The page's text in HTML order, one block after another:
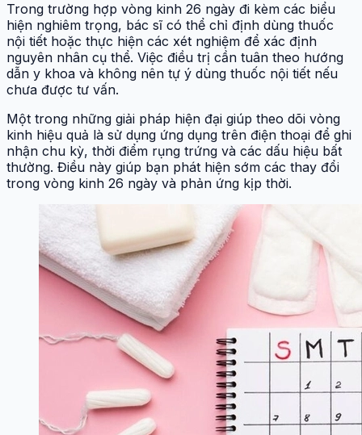
Trong trường hợp vòng kinh 26 ngày đi kèm các biểu
hiện nghiêm trọng, bác sĩ có thể chỉ định dùng thuốc
nội tiết hoặc thực hiện các xét nghiệm để xác định
nguyên nhân cụ thể. Việc điều trị cần tuân theo hướng
dẫn y khoa và không nên tự ý dùng thuốc nội tiết nếu
chưa được tư vấn.
Một trong những giải pháp hiện đại giúp theo dõi vòng
kinh hiệu quả là sử dụng ứng dụng trên điện thoại để ghi
nhận chu kỳ, thời điểm rụng trứng và các dấu hiệu bất
thường. Điều này giúp bạn phát hiện sớm các thay đổi
trong vòng kinh 26 ngày và phản ứng kịp thời.